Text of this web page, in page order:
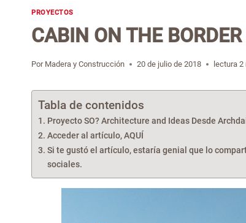
PROYECTOS
CABIN ON THE
Por Madera y Construcción 20 de julio de 2018 lectura 2
Tabla de contenidos
Proyecto SO? Architecture and Ideas Desde
Acceder al artículo, AQUÍ
Si te gustó el artículo, estaría genial que lo
sociales.